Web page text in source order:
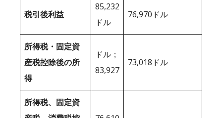
税引後利益
85,232
ドル
76,970ドル
所得税・固定資
産税控除後の所
得
ドル；
83,927
73,018ドル
所得税、固定資